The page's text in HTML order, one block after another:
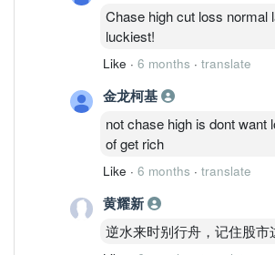
Chase high cut loss normal
luckiest!
Like · 6 months · translate
金龙柯基
not chase high is dont want
of get rich
Like · 6 months · translate
黄耀新
逆水来时别行舟，记住股市